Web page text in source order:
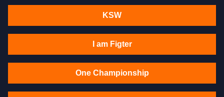
KSW
I am Figter
One Championship